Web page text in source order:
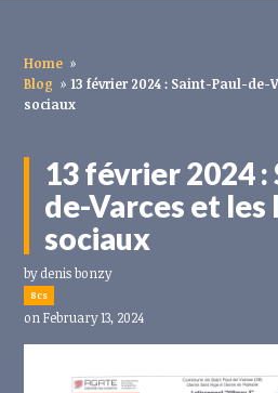
Home »
Blog » 13 février 2024 : Saint-Paul-
sociaux
13 février 2024 :
de-Varces et
sociaux
bydenis bonzy
8cs
on February 13, 2024